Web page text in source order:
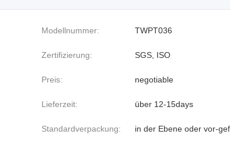
Modellnummer: TWPT036
Zertifizierung: SGS, ISO
Preis: negotiable
Lieferzeit: über 12-15days
Standardverpackung: in der Ebene oder vor-